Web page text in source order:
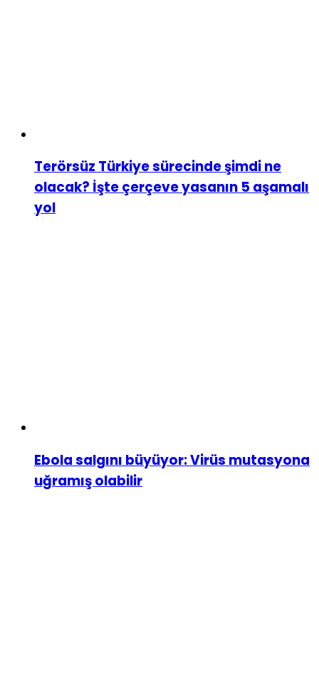
Terörsüz Türkiye sürecinde şimdi ne
olacak? İşte çerçeve yasanın 5 aşamalı
yol
Ebola salgını büyüyor: Virüs mutasyona
uğramış olabilir